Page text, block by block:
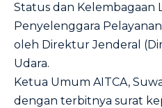
Status dan Kelembagaan
Penyelenggara
oleh Direktur Jenderal
Udara.
Ketua Umum AITCA,
dengan terbitnya surat